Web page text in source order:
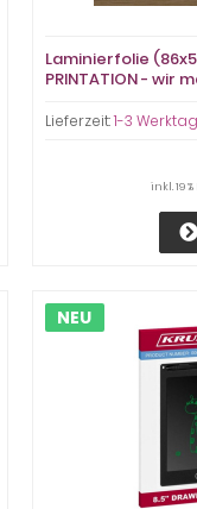
Laminierfolie
PRINTATION - wir
Lieferzeit:1-3
inkl. 19
NEU